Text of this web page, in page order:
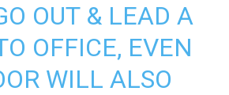
OUT & LEAD A
OFFICE, EVEN
WILL ALSO